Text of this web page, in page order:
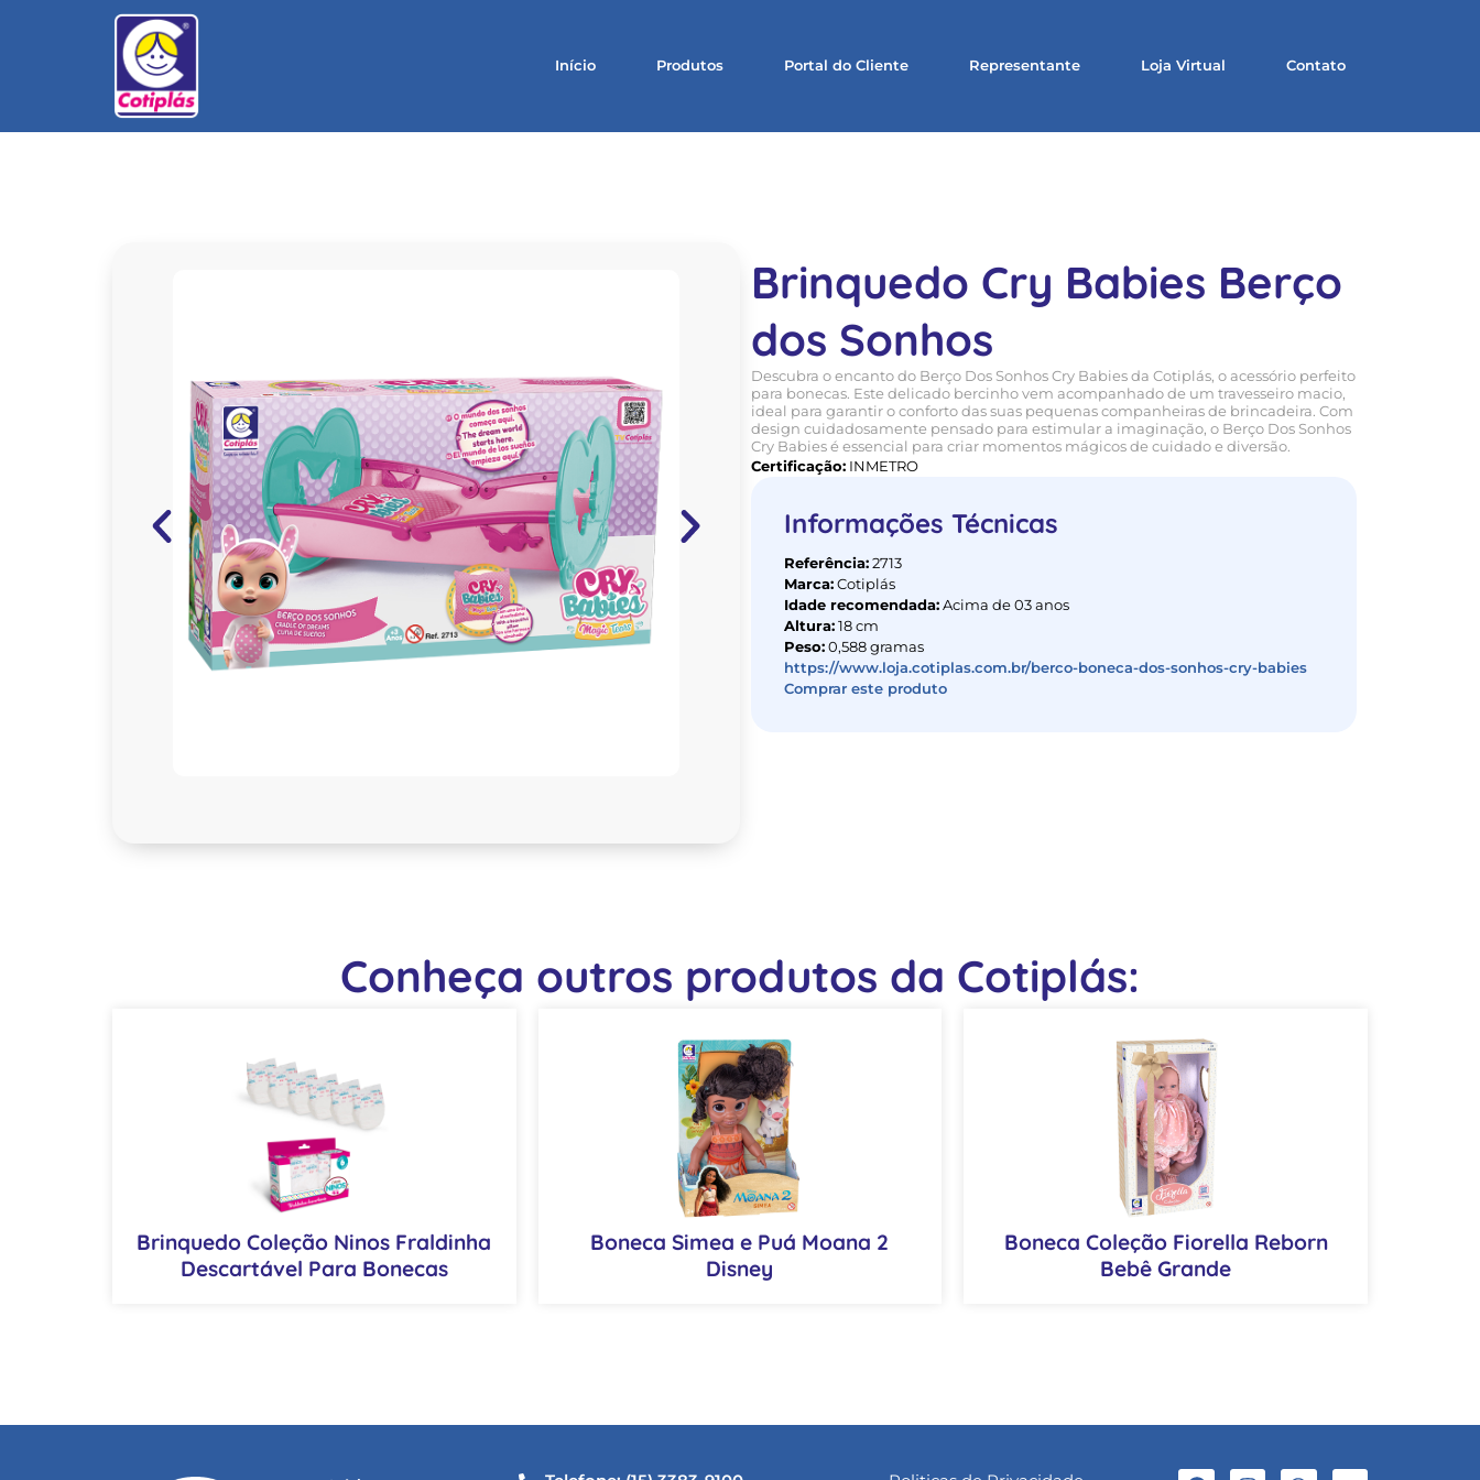
Início Produtos Portal do Cliente Representante Loja Virtual Contato
Brinquedo Cry Babies Berço
dos Sonhos
Descubra o encanto do Berço Dos Sonhos Cry Babies da Cotiplás, o acessório perfeito
para bonecas. Este delicado bercinho vem acompanhado de um travesseiro macio,
ideal para garantir o conforto das suas pequenas companheiras de brincadeira. Com
design cuidadosamente pensado para estimular a imaginação, o Berço Dos Sonhos
Cry Babies é essencial para criar momentos mágicos de cuidado e diversão.
Certificação: INMETRO
Informações Técnicas
Referência: 2713
Marca: Cotiplás
Idade recomendada: Acima de 03 anos
Altura: 18 cm
Peso: 0,588 gramas
https://www.loja.cotiplas.com.br/berco-boneca-dos-sonhos-cry-babies
Comprar este produto
Conheça outros produtos da Cotiplás:
Brinquedo Coleção Ninos Fraldinha
Descartável Para Bonecas
Boneca Simea e Puá Moana 2
Disney
Boneca Coleção Fiorella Reborn
Bebê Grande